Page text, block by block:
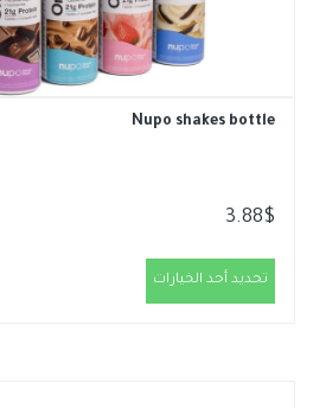
Nupo shakes bottle
3.88$
تحديد أحد الخيارات